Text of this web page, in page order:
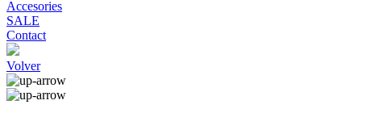
Accesories
SALE
Contact
Volver